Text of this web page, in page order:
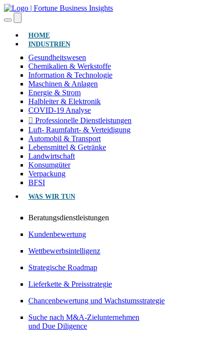
HOME(AKTUELL)
INDUSTRIEN
Gesundheitswesen
Chemikalien & Werkstoffe
Information & Technologie
Maschinen & Anlagen
Energie & Strom
Halbleiter & Elektronik
COVID-19 Analyse
Professionelle Dienstleistungen
Luft- Raumfahrt- & Verteidigung
Automobil & Transport
Lebensmittel & Getränke
Landwirtschaft
Konsumgüter
Verpackung
BFSI
WAS WIR TUN
Beratungsdienstleistungen
Kundenbewertung
Wettbewerbsintelligenz
Strategische Roadmap
Lieferkette & Preisstrategie
Chancenbewertung und Wachstumsstrategie
Suche nach M&A-Zielunternehmen
und Due Diligence